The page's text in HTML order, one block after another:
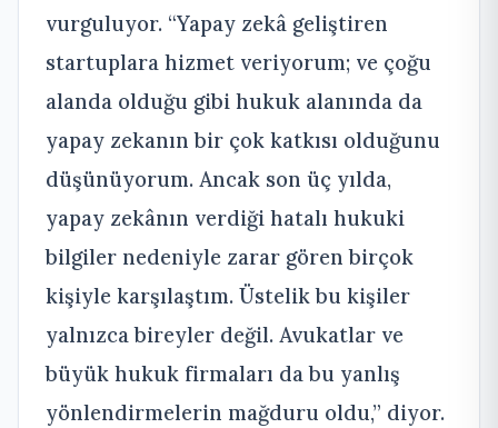
vurguluyor. “Yapay zekâ geliştiren
startuplara hizmet veriyorum; ve çoğu
alanda olduğu gibi hukuk alanında da
yapay zekanın bir çok katkısı olduğunu
düşünüyorum. Ancak son üç yılda,
yapay zekânın verdiği hatalı hukuki
bilgiler nedeniyle zarar gören birçok
kişiyle karşılaştım. Üstelik bu kişiler
yalnızca bireyler değil. Avukatlar ve
büyük hukuk firmaları da bu yanlış
yönlendirmelerin mağduru oldu,” diyor.